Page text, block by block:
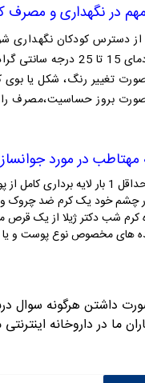
در نگهداری و مصرف
از دسترس کودکان نگهداری
گراد نگهداری شود.
تغییر رنگ، شکل یا
بروز حساسیت،مصرف را
مهتاطب در مورد
دهید تا پوست های مرده جدا شوند.
خود یک کرم ضد چروک و تیرگی
شب دکتر ژیلا از یک قرص مکمل حاوی
های مخصوص نوع پوست و یا
داشتن هرگونه سوال
ما در داروخانه